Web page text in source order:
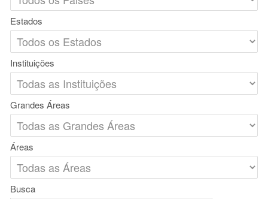
Estados
Instituições
Grandes Áreas
Áreas
Busca